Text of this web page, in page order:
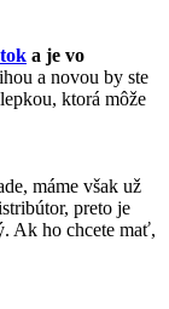
a je vo
a novou by ste
ktorá môže
máme však už
preto je
Ak ho chcete mať,